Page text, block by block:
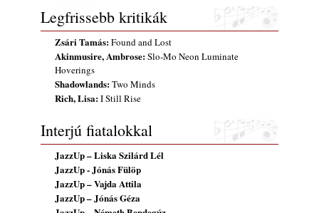
ből - Shakatak „Drivin’ Hard”
2026. augusztus 03.
Jazz a Márványteremben – Mizar (2008.
január 4.)
2026. augusztus 03.
Gondolataim - 2026 (XI. évfolyam - 8. rész)
Exkluzív interjú Bóna Lászlóval
2026. augusztus 01.
Ma 40 éves Gyarmati Gábor és 54 éves
Florian Ross
2026. augusztus 01.
Legfrissebb kritikák
Zsári Tamás:Found and Lost
Akinmusire, Ambrose:Slo-Mo Neon Luminate
Hoverings
Shadowlands:Two Minds
Rich, Lisa:I Still Rise
Interjú fiatalokkal
JazzUp – Liska Szilárd Lél
JazzUp - Jónás Fülöp
JazzUp – Vajda Attila
JazzUp – Jónás Géza